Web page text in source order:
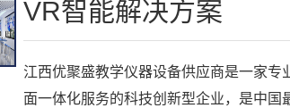
VR智能解决方案
江西优聚盛教学仪器设备供应商是一家
面一体化服务的科技创新型企业，是中国